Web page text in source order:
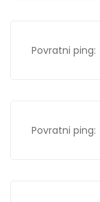
Povratni ping:
Povratni ping: